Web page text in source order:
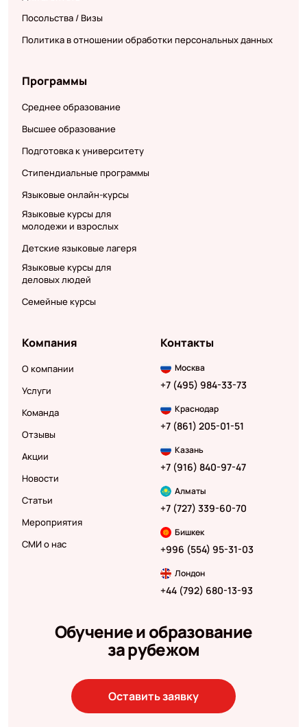
Посольства / Визы
Политика в отношении обработки персональных данных
Программы
Среднее образование
Высшее образование
Подготовка к университету
Стипендиальные программы
Языковые онлайн-курсы
Языковые курсы для
молодежи и взрослых
Детские языковые лагеря
Языковые курсы для
деловых людей
Семейные курсы
Компания
О компании
Услуги
Команда
Отзывы
Акции
Новости
Статьи
Мероприятия
СМИ о нас
Контакты
Москва
+7 (495) 984-33-73
Краснодар
+7 (861) 205-01-51
Казань
+7 (916) 840-97-47
Алматы
+7 (727) 339-60-70
Бишкек
+996 (554) 95-31-03
Лондон
+44 (792) 680-13-93
Обучение и образование
за рубежом
Оставить заявку